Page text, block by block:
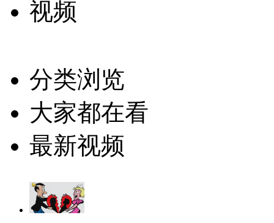
视频
分类浏览
大家都在看
最新视频